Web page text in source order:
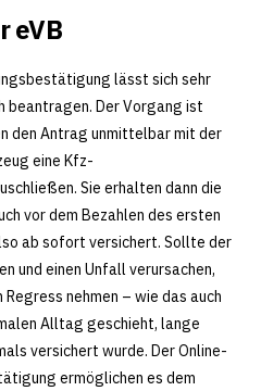
eVB
lässt sich sehr
beantragen. Der Vorgang ist
den Antrag unmittelbar mit der
eine Kfz-
Sie erhalten dann die
vor dem Bezahlen des ersten
ab sofort versichert. Sollte der
und einen Unfall verursachen,
nehmen – wie das auch
Alltag geschieht, lange
versichert wurde. Der Online-
ermöglichen es dem